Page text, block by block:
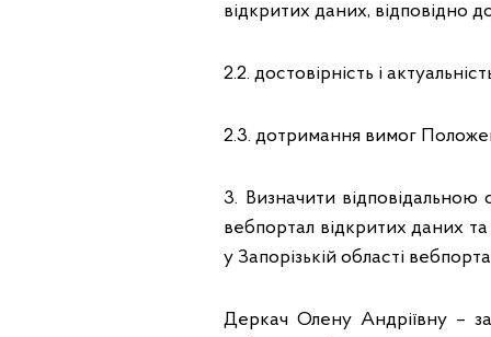
відкритих даних, відповідно
2.2. достовірність і
2.3. дотримання вимог
3. Визначити
вебпортал відкритих даних та
у Запорізькій області
Деркач Олену Андріївну –